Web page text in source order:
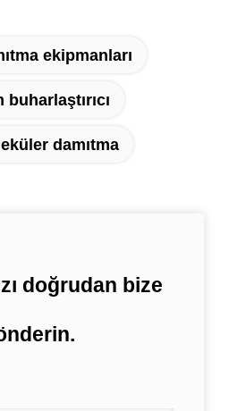
ekipmanları
damıtma
doğrudan bize